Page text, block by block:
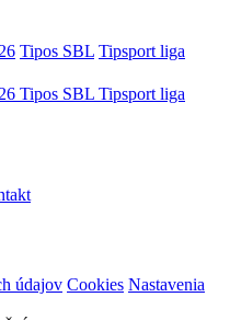
Tipos SBL Tipsport liga
Tipos SBL Tipsport liga
údajov Cookies Nastavenia